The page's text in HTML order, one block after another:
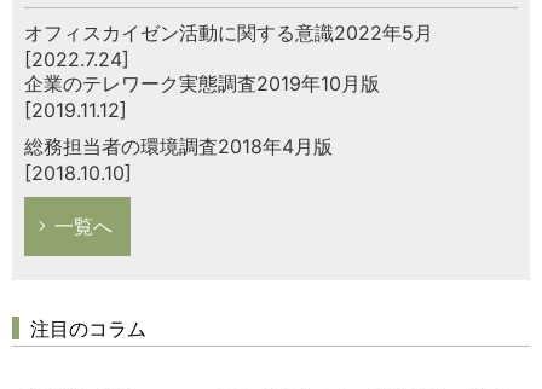
オフィスカイゼン活動に関する意識2022年5月
[2022.7.24]
企業のテレワーク実態調査2019年10月版
[2019.11.12]
総務担当者の環境調査2018年4月版
[2018.10.10]
一覧へ
注目のコラム